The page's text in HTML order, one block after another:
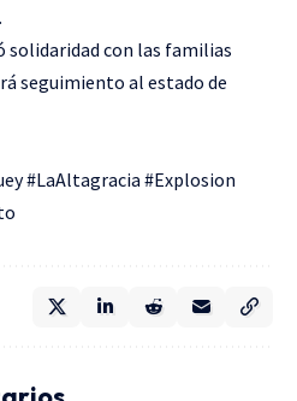
solidaridad con las familias
seguimiento al estado de
#LaAltagracia #Explosion